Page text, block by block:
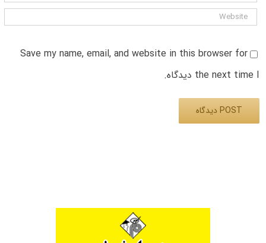
Save my name, email, and website in this browser for
the next time I دیدگاه.